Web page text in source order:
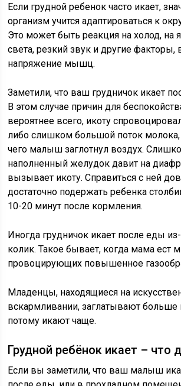
Если грудной ребенок часто икает,
организм учится адаптироваться к
Это может быть реакция на холод,
света, резкий звук и другие
напряжение мышц.
Заметили, что ваш грудничок икает
В этом случае причин для
вероятнее всего, икоту
либо слишком большой поток молока,
чего малыш заглотнул воздух.
наполненный желудок давит на
вызывает икоту. Справиться с ней
достаточно подержать ребенка
10-20 минут после кормления.
Иногда грудничок икает после еды
колик. Такое бывает, когда мама ест
провоцирующих повышенное
Младенцы, находящиеся на
вскармливании, заглатывают больше
потому икают чаще.
Грудной ребёнок икает – что
Если вы заметили, что ваш малыш